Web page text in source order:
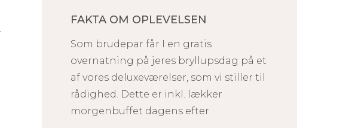
FAKTA OM OPLEVELSEN
Som brudepar får I en gratis
overnatning på jeres bryllupsdag på et
af vores deluxeværelser, som vi stiller til
rådighed. Dette er inkl. lækker
morgenbuffet dagens efter.